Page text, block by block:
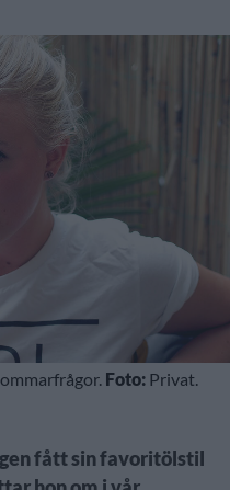
Foto: Privat.
fått sin favoritölstil